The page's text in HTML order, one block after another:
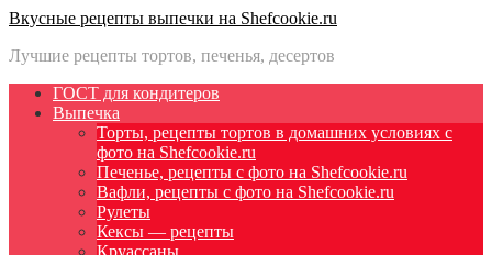
Вкусные рецепты выпечки на Shefcookie.ru
Лучшие рецепты тортов, печенья, десертов
ГОСТ для кондитеров
Выпечка
Торты, рецепты тортов в домашних условиях с
фото на Shefcookie.ru
Печенье, рецепты с фото на Shefcookie.ru
Вафли, рецепты с фото на Shefcookie.ru
Рулеты
Кексы — рецепты
Круассаны